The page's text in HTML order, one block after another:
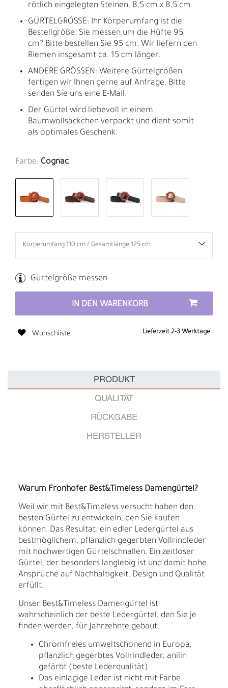
rötlich eingelegten Steinen, 8,5 cm x 8,5 cm
GÜRTELGRÖSSE: Ihr Körperumfang ist die
Bestellgröße. Sie messen um die Hüfte 95
cm? Bitte bestellen Sie 95 cm. Wir liefern den
Riemen insgesamt ca. 15 cm länger.
ANDERE GRÖSSEN: Weitere Gürtelgrößen
fertigen wir Ihnen gerne auf Anfrage. Bitte
senden Sie uns eine E-Mail.
Der Gürtel wird liebevoll in einem
Baumwollsäckchen verpackt und dient somit
als optimales Geschenk.
Farbe: Cognac
Gürtelgröße messen
IN DEN WARENKORB
Wunschliste Lieferzeit 2-3 Werktage
PRODUKT
QUALITÄT
RÜCKGABE
HERSTELLER
Warum Fronhofer Best&Timeless Damengürtel?
Weil wir mit Best&Timeless versucht haben den
besten Gürtel zu entwickeln, den Sie kaufen
können. Das Resultat: ein edler Ledergürtel aus
bestmöglichem, pflanzlich gegerbten Vollrindleder
mit hochwertigen Gürtelschnallen. Ein zeitloser
Gürtel, der besonders langlebig ist und damit hohe
Ansprüche auf Nachhaltigkeit, Design und Qualität
erfüllt.
Unser Best&Timeless Damengürtel ist
wahrscheinlich der beste Ledergürtel, den Sie je
finden werden, für Jahrzehnte gebaut.
Chromfreies umweltschonend in Europa,
pflanzlich gegerbtes Vollrindleder, anilin
gefärbt (beste Lederqualität)
Das einlagige Leder ist nicht mit Farbe